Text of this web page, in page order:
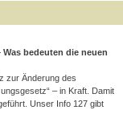
Was bedeuten die neuen
zur Änderung des
– in Kraft. Damit
Unser Info 127 gibt